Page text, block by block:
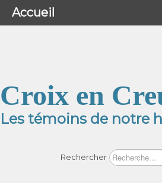
Croix en
Les témoins de notre
Rechercher
Menu
Accueil